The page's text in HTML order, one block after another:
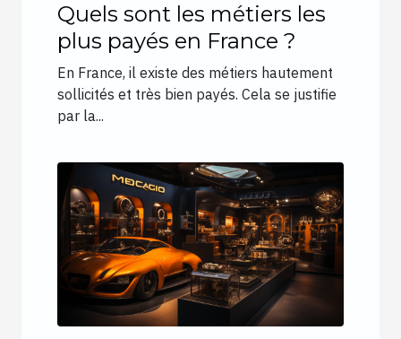
Quels sont les métiers les
plus payés en France ?
En France, il existe des métiers hautement
sollicités et très bien payés. Cela se justifie
par la...